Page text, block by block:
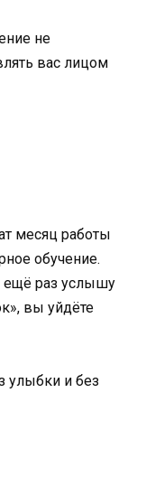
не
вас лицом
месяц работы
обучение.
ещё раз услышу
вы уйдёте
улыбки и без